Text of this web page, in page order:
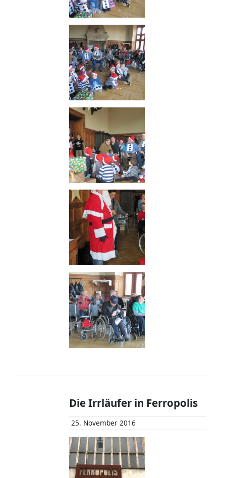
Die Irrläufer in Ferropolis
25. November 2016